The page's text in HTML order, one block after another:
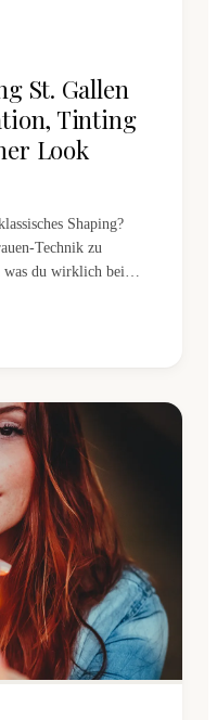
St. Gallen
Tinting
Look
Shaping?
Technik zu
du wirklich beim